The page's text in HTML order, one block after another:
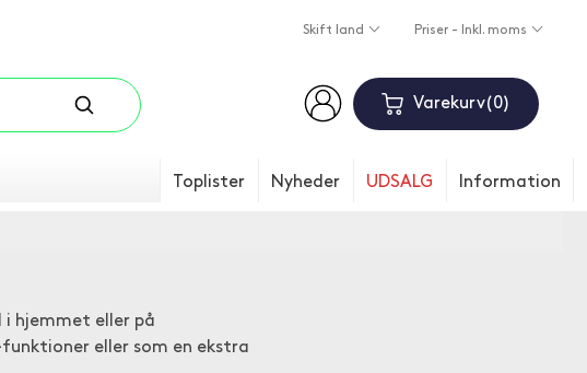
Skift land Priser - Inkl. moms
Varekurv 0
Toplister Nyheder UDSALG Information
hjemmet eller på
eller som en ekstra